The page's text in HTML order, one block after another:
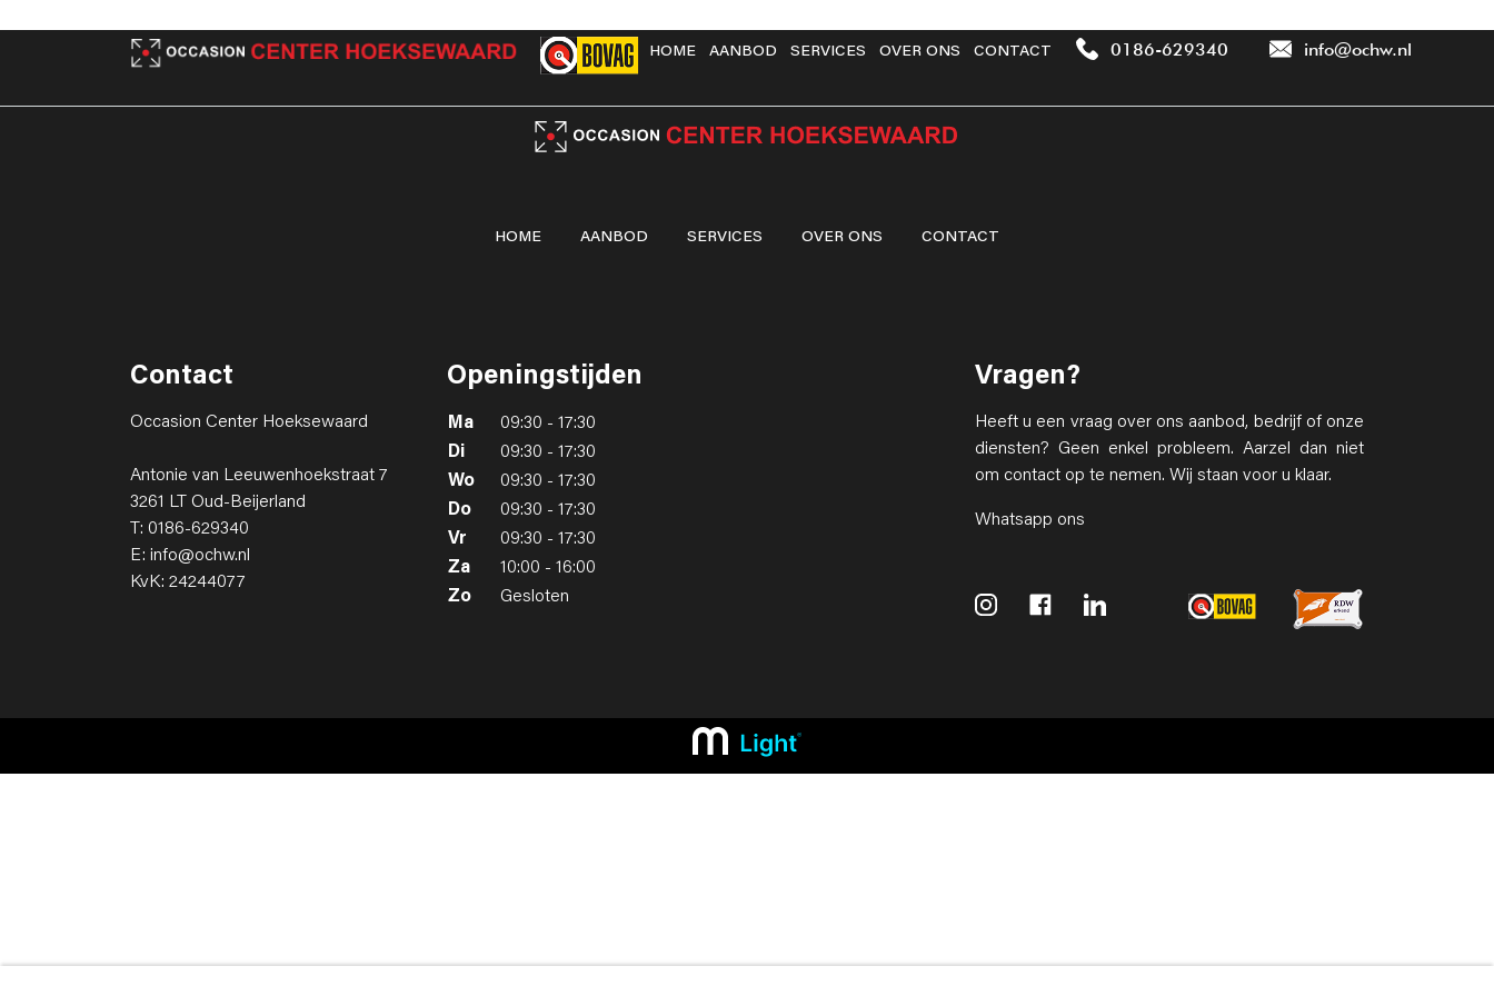
HOME AANBOD SERVICES OVER ONS CONTACT 0186-629340 info@ochw.nl
HOME AANBOD SERVICES OVER ONS CONTACT
Contact
Occasion Center Hoeksewaard
Antonie van Leeuwenhoekstraat 7
3261 LT Oud-Beijerland
T: 0186-629340
E: info@ochw.nl
KvK: 24244077
Openingstijden
Ma
09:30 - 17:30
Di
09:30 - 17:30
Wo
09:30 - 17:30
Do
09:30 - 17:30
Vr
09:30 - 17:30
Za
10:00 - 16:00
Zo
Gesloten
Vragen?
Heeft u een vraag over ons aanbod, bedrijf of onze
diensten? Geen enkel probleem. Aarzel dan niet
om contact op te nemen. Wij staan voor u klaar.
Whatsapp ons